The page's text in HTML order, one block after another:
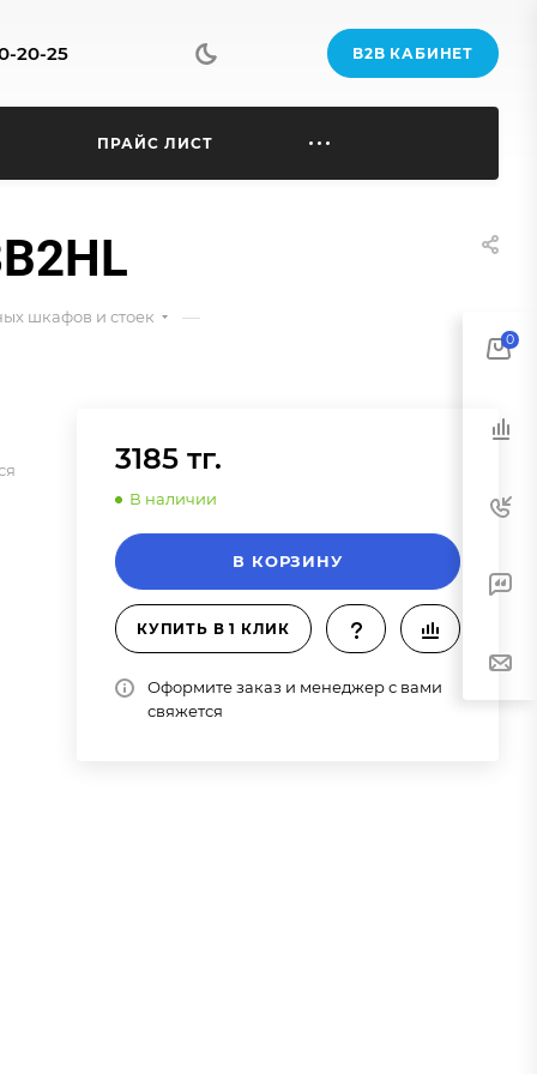
20-25 B2B КАБИНЕТ
ПРАЙС ЛИСТ
шкафов и стоек —
3185 тг.
В наличии
В КОРЗИНУ
КУПИТЬ В 1 КЛИК
Оформите заказ и менеджер с вами
свяжется
0